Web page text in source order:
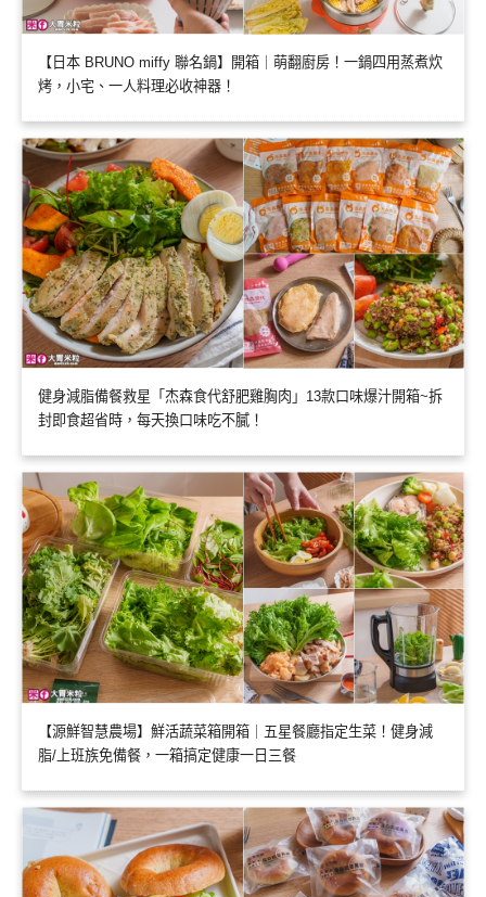
【日本 BRUNO miffy 聯名鍋】開箱｜萌翻廚房！一鍋四用蒸煮炊
烤，小宅、一人料理必收神器！
健身減脂備餐救星「杰森食代舒肥雞胸肉」13款口味爆汁開箱~拆
封即食超省時，每天換口味吃不膩！
【源鮮智慧農場】鮮活蔬菜箱開箱｜五星餐廳指定生菜！健身減
脂/上班族免備餐，一箱搞定健康一日三餐